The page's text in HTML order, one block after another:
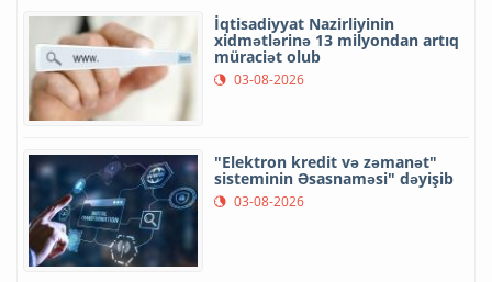
İqtisadiyyat Nazirliyinin
xidmətlərinə 13 milyondan artıq
müraciət olub
03-08-2026
"Elektron kredit və zəmanət"
sisteminin Əsasnaməsi" dəyişib
03-08-2026